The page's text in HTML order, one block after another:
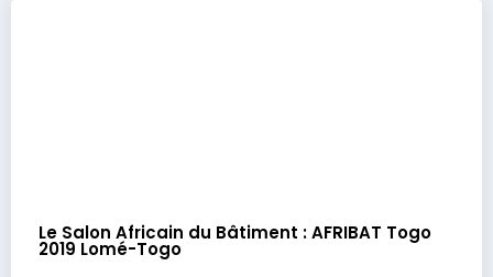
Le Salon Africain du Bâtiment : AFRIBAT Togo
2019 Lomé-Togo